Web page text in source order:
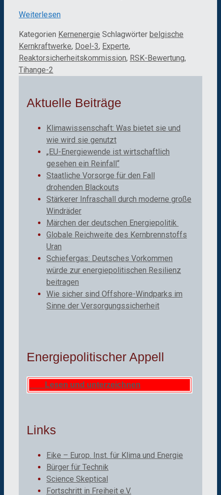
Weiterlesen
Kategorien Kernenergie Schlagwörter belgische
Kernkraftwerke, Doel-3, Experte,
Reaktorsicherheitskommission, RSK-Bewertung,
Tihange-2
Aktuelle Beiträge
Klimawissenschaft: Was bietet sie und
wie wird sie genutzt
„EU-Energiewende ist wirtschaftlich
gesehen ein Reinfall“
Staatliche Vorsorge für den Fall
drohenden Blackouts
Stärkerer Infraschall durch moderne große
Windräder
Märchen der deutschen Energiepolitik
Globale Reichweite des Kernbrennstoffs
Uran
Schiefergas: Deutsches Vorkommen
würde zur energiepolitischen Resilienz
beitragen
Wie sicher sind Offshore-Windparks im
Sinne der Versorgungssicherheit
Energiepolitischer Appell
Lesen und unterzeichnen
Links
Eike – Europ. Inst. für Klima und Energie
Bürger für Technik
Science Skeptical
Fortschritt in Freiheit e.V.